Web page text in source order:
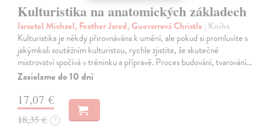
Kulturistika na anatomických základech
Israetel Michael, Feather Jared, Guevarrová Christle | Kniha
Kulturistika je někdy přirovnávána k umění, ale pokud si promluvíte s
jakýmkoli soutěžním kulturistou, rychle zjistíte, že skutečné
mistrovství spočívá v tréninku a přípravě. Proces budování, tvarování…
Zasielame do 10 dní
17,07 €
18,35 € ?